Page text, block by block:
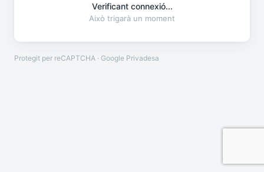
Verificant connexió...
Això trigarà un moment
Protegit per reCAPTCHA · Google Privadesa